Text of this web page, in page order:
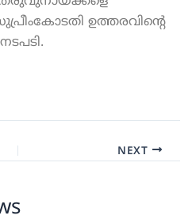
ഉത്തരവിന്റെ
NEXT